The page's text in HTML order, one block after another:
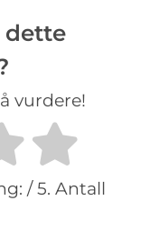
dette
vurdere!
/ 5. Antall